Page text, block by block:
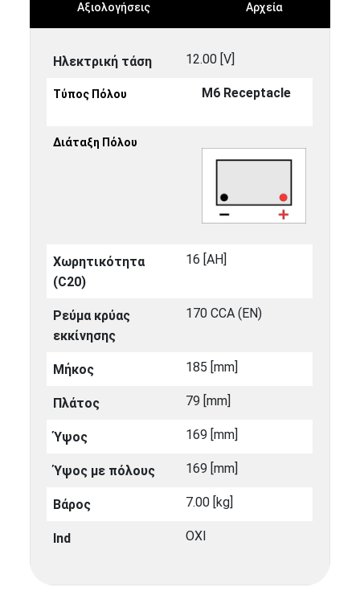
Αξιολογήσεις Αρχεία
Ηλεκτρική τάση 12.00 [V]
Τύπος Πόλου M6 Receptacle
Διάταξη Πόλου
Χωρητικότητα
(C20)
16 [ΑΗ]
Ρεύμα κρύας
εκκίνησης
170 CCA (EN)
Μήκος 185 [mm]
Πλάτος 79 [mm]
Ύψος 169 [mm]
Ύψος με πόλους 169 [mm]
Βάρος 7.00 [kg]
Ind ΟΧΙ